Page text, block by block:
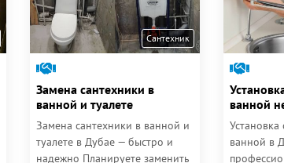
Сантехник
Замена сантехники в
ванной и туалете
Замена сантехники в ванной и
туалете в Дубае — быстро и
надежно Планируете заменить
ванной
Установка
ванной в